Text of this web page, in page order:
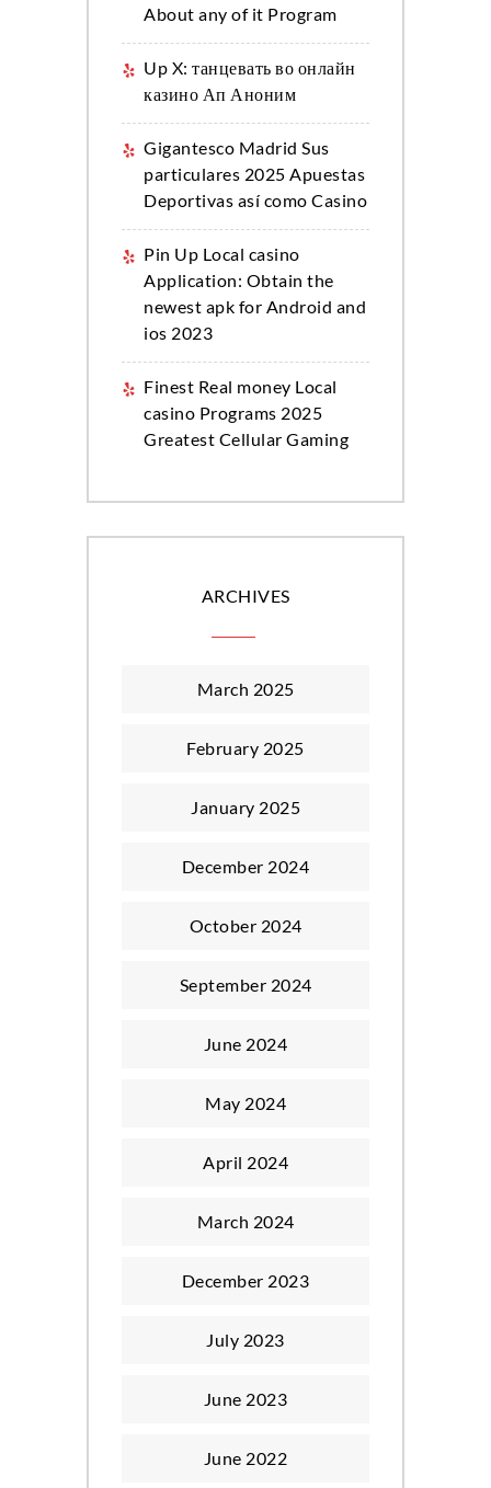
About any of it Program
Up X: танцевать во онлайн
казино Ап Аноним
Gigantesco Madrid Sus
particulares 2025 Apuestas
Deportivas así­ como Casino
Pin Up Local casino
Application: Obtain the
newest apk for Android and
ios 2023
Finest Real money Local
casino Programs 2025
Greatest Cellular Gaming
ARCHIVES
March 2025
February 2025
January 2025
December 2024
October 2024
September 2024
June 2024
May 2024
April 2024
March 2024
December 2023
July 2023
June 2023
June 2022